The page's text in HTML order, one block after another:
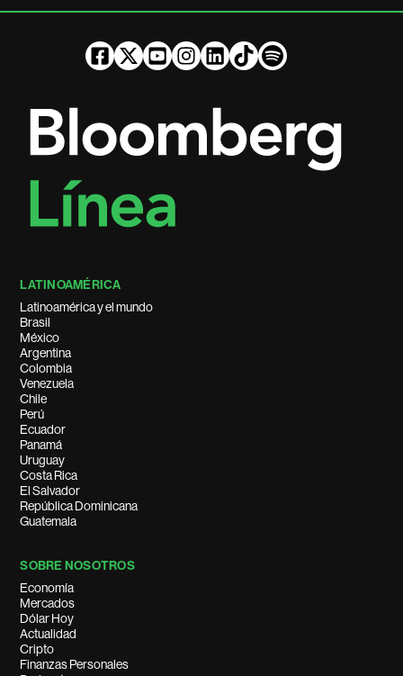
LATINOAMÉRICA
Latinoamérica y el mundo
Brasil
México
Argentina
Colombia
Venezuela
Chile
Perú
Ecuador
Panamá
Uruguay
Costa Rica
El Salvador
República Dominicana
Guatemala
SOBRE NOSOTROS
Economía
Mercados
Dólar Hoy
Actualidad
Cripto
Finanzas Personales